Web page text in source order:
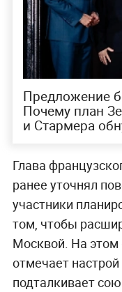
Предложение
Почему план
и Стармера
Глава
ранее уточнял
участники
том, чтобы
Москвой. На этом
отмечает
подталкивает